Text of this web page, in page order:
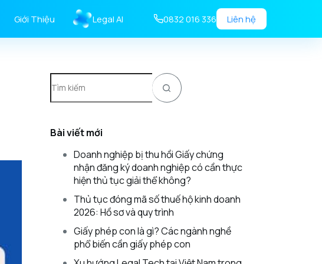
Giới Thiệu Legal AI 0832 016 336 Liên hệ
Bài viết mới
Doanh nghiệp bị thu hồi Giấy chứng
nhận đăng ký doanh nghiệp có cần thực
hiện thủ tục giải thể không?
Thủ tục đóng mã số thuế hộ kinh doanh
2026: Hồ sơ và quy trình
Giấy phép con là gì? Các ngành nghề
phổ biến cần giấy phép con